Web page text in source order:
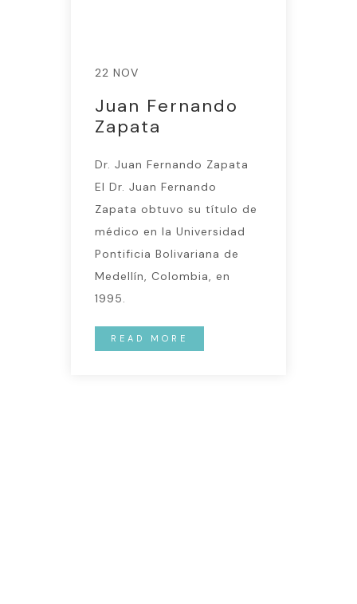
22 NOV
Juan Fernando
Zapata
Dr. Juan Fernando Zapata
El Dr. Juan Fernando
Zapata obtuvo su título de
médico en la Universidad
Pontificia Bolivariana de
Medellín, Colombia, en
1995.
READ MORE